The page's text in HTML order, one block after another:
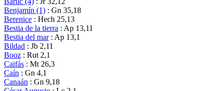
Benjamín (1) : Gn 35,18
Berenice : Hech 25,13
Bestia de la tierra : Ap 13,11
Bestia del mar: Ap 13,1
Bildad : Jb 2,11
Booz : Rut 2,1
Caifás : Mt 26,3
Caín : Gn 4,1
Canaán : Gn 9,18